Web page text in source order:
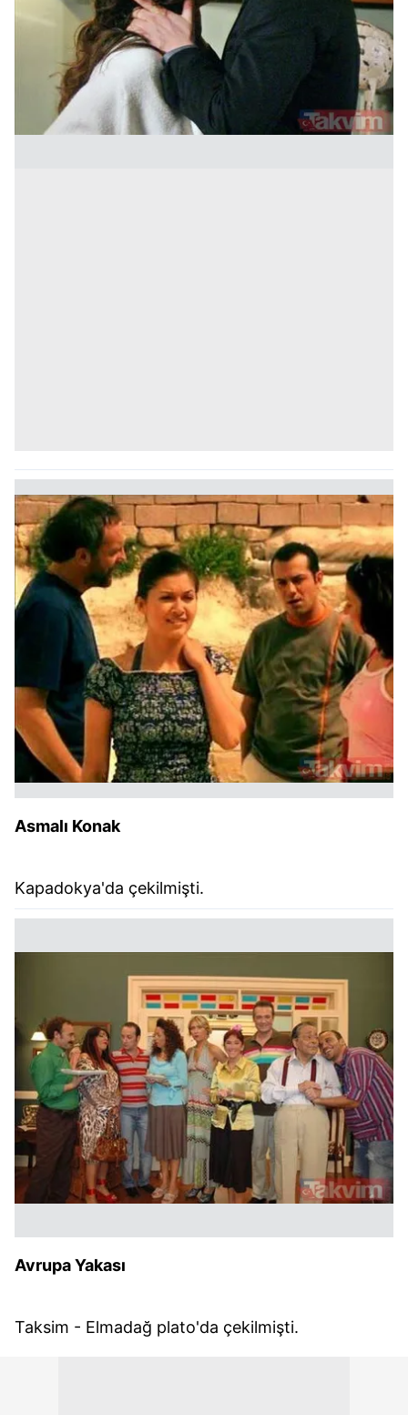
Asmalı Konak
Kapadokya'da çekilmişti.
Avrupa Yakası
Taksim - Elmadağ plato'da çekilmişti.